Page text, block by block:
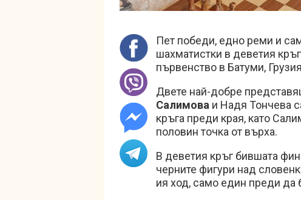
Пет победи, едно реми и
шахматистки в деветия
първенство в Батуми,
Двете най-добре
Салимова и Надя Тончева
кръга преди края, като
половин точка от върха.
В деветия кръг бившата
черните фигури над
ия ход, само един преди да